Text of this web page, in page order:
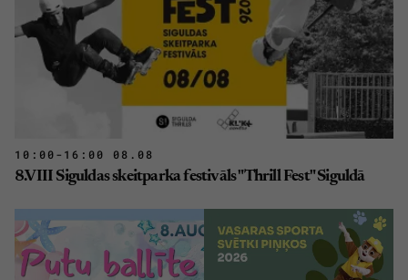
10:00-16:00 08.08
8.VIII Siguldas skeitparka festivāls "Thrill Fest" Siguldā